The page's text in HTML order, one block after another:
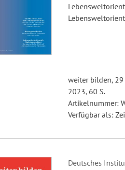
weiter bilden, 29
2023, 60 S.
Artikelnummer:
Verfügbar als:
Deutsches